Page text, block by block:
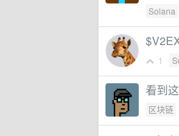
Solana
1
看到
区块链